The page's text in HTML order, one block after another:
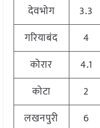
देवभोग
3.3
गरियाबंद
4
कोरार
4.1
कोटा
2
लखनपुरी
6